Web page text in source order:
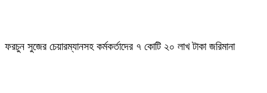
ফরচুন সুজের চেয়ারম্যানসহ কর্মকর্তাদের ৭ কোটি ২০ লাখ টাকা জরিমানা